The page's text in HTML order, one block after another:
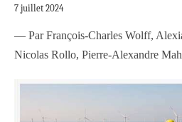
7 juillet 2024
— Par François-Charles Wolff,
Nicolas Rollo, Pierre-Alexandre